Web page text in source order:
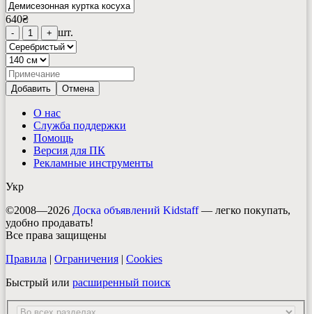
640₴
- 1 + шт.
Добавить Отмена
О нас
Служба поддержки
Помощь
Версия для ПК
Рекламные инструменты
Укр
©2008—2026 Доска объявлений Kidstaff— легко покупать,
удобно продавать!
Все права защищены
Правила
Ограничения
Cookies
Быстрый или расширенный поиск